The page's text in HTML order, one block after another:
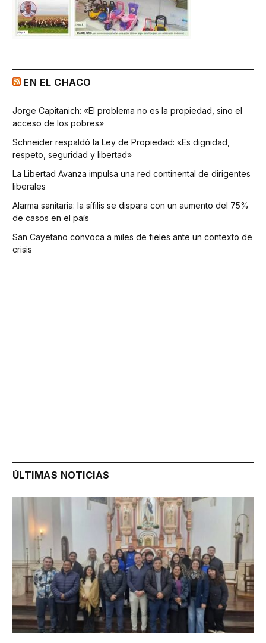
EN EL CHACO
Jorge Capitanich: «El problema no es la propiedad, sino el
acceso de los pobres»
Schneider respaldó la Ley de Propiedad: «Es dignidad,
respeto, seguridad y libertad»
La Libertad Avanza impulsa una red continental de dirigentes
liberales
Alarma sanitaria: la sífilis se dispara con un aumento del 75%
de casos en el país
San Cayetano convoca a miles de fieles ante un contexto de
crisis
ÚLTIMAS NOTICIAS